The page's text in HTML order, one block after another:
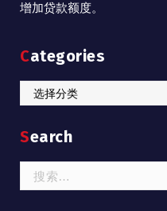
增加贷款额度。
Categories
Categories
Search
索：